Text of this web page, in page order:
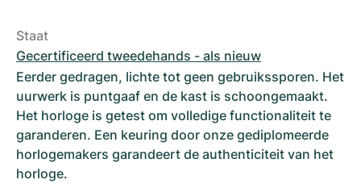
Staat
Gecertificeerd tweedehands - als nieuw
Eerder gedragen, lichte tot geen gebruikssporen. Het
uurwerk is puntgaaf en de kast is schoongemaakt.
Het horloge is getest om volledige functionaliteit te
garanderen. Een keuring door onze gediplomeerde
horlogemakers garandeert de authenticiteit van het
horloge.